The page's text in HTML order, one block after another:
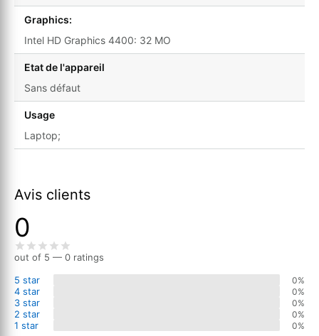
Graphics:
Intel HD Graphics 4400: 32 MO
Etat de l'appareil
Sans défaut
Usage
Laptop;
Avis clients
0
out of 5 — 0 ratings
5 star
0%
4 star 0%
3 star 0%
2 star 0%
1 star 0%